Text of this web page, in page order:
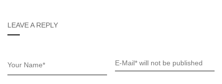
LEAVE A REPLY